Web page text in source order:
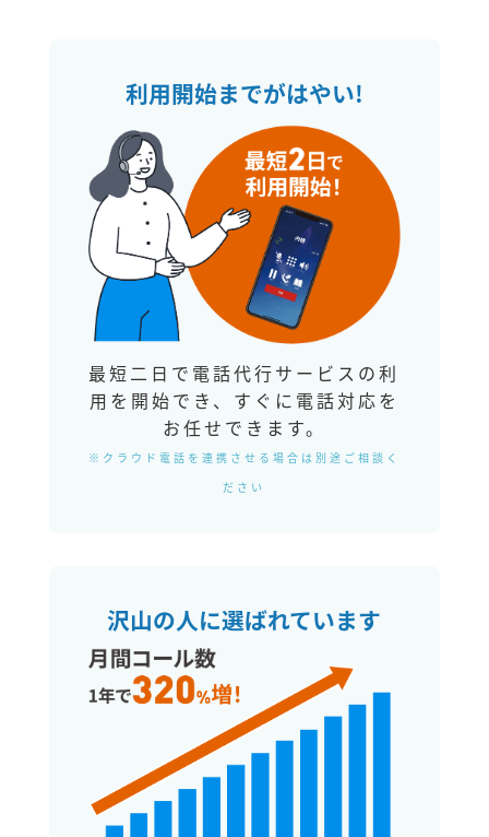
利用開始までがはやい!
最短二日で電話代行サービスの利
用を開始でき、すぐに電話対応を
お任せできます。
※クラウド電話を連携させる場合は別途ご相談く
ださい
沢山の人に選ばれています